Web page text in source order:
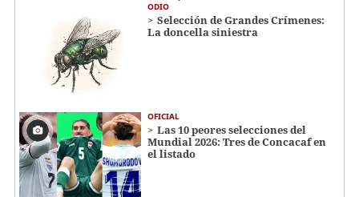
ODIO
Selección de Grandes Crímenes:
La doncella siniestra
OFICIAL
Las 10 peores selecciones del
Mundial 2026: Tres de Concacaf en
el listado